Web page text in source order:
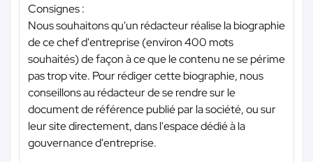
Consignes :
Nous souhaitons qu'un rédacteur réalise la biographie
de ce chef d'entreprise (environ 400 mots
souhaités) de façon à ce que le contenu ne se périme
pas trop vite. Pour rédiger cette biographie, nous
conseillons au rédacteur de se rendre sur le
document de référence publié par la société, ou sur
leur site directement, dans l'espace dédié à la
gouvernance d'entreprise.